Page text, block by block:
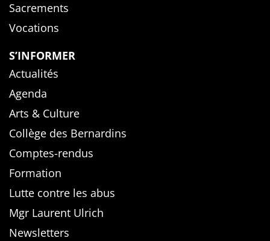
Sacrements
Vocations
S’INFORMER
Actualités
Agenda
Arts & Culture
Collège des Bernardins
Comptes-rendus
Formation
Lutte contre les abus
Mgr Laurent Ulrich
Newsletters